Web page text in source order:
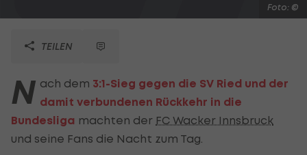
Foto: ©
TEILEN
N ach dem 3:1-Sieg gegen die SV Ried und der
damit verbundenen Rückkehr in die
Bundesliga machten der FC Wacker Innsbruck
und seine Fans die Nacht zum Tag.